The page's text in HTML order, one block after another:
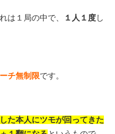
は１局の中で、 １人１度し
チ無制限です。
た本人にツモが回ってきた